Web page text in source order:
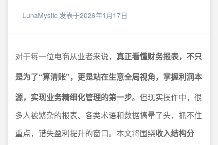
LunaMystic 发表于2026年1月17日
对于每一位电商从业者来说， 真正看懂财务报表，不只
是为了“算清账”，更是站在生意全局视角，掌握利润本
源，实现业务精细化管理的第一步。但现实操作中，很
多人被繁杂的报表、各类术语和数据搞晕了头，抓不住
重点，错失盈利提升的窗口。本文将围绕收入结构分